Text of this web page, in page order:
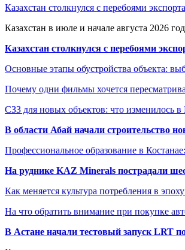
Казахстан столкнулся с перебоями
Казахстан в июле и начале августа 2026
Казахстан столкнулся с перебоями
Основные этапы обустройства объекта:
Почему одни фильмы хочется
СЗЗ для новых объектов: что изменилось в
В области Абай начали строительство
Профессиональное образование в
На руднике KAZ Minerals пострадали
Как меняется культура потребления в
На что обратить внимание при покупке
В Астане начали тестовый запуск LRT